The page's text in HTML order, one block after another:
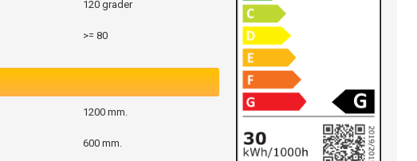
120 grader
>= 80
1200 mm.
600 mm.